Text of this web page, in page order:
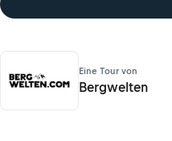
Eine Tour von
Bergwelten